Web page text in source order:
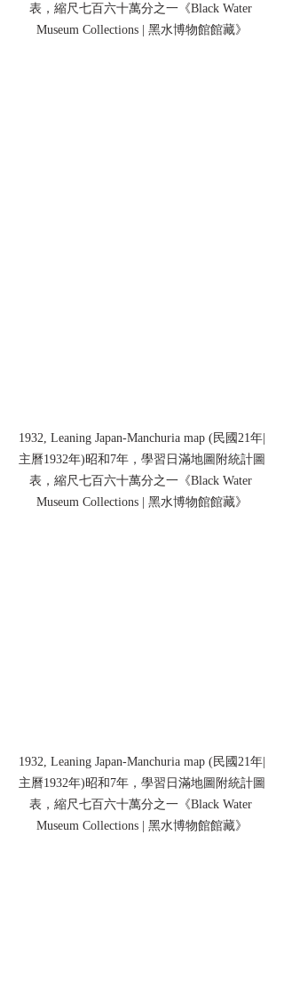
表，縮尺七百六十萬分之一《Black Water
Museum Collections | 黑水博物館館藏》
1932, Leaning Japan-Manchuria map (民國21年|
主曆1932年)昭和7年，學習日滿地圖附統計圖
表，縮尺七百六十萬分之一《Black Water
Museum Collections | 黑水博物館館藏》
1932, Leaning Japan-Manchuria map (民國21年|
主曆1932年)昭和7年，學習日滿地圖附統計圖
表，縮尺七百六十萬分之一《Black Water
Museum Collections | 黑水博物館館藏》